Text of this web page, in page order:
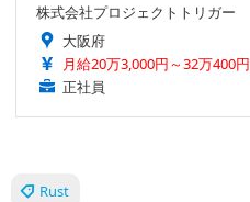
株式会社プロジェクトトリガー
大阪府
月給20万3,000円～32万400円
正社員
Rust